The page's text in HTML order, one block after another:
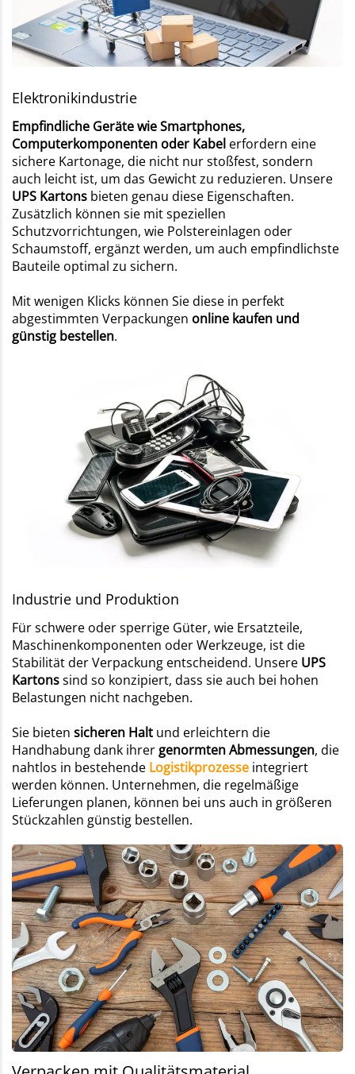
Elektronikindustrie
Empfindliche Geräte wie Smartphones,
Computerkomponenten oder Kabel erfordern eine
sichere Kartonage, die nicht nur stoßfest, sondern
auch leicht ist, um das Gewicht zu reduzieren. Unsere
UPS Kartons bieten genau diese Eigenschaften.
Zusätzlich können sie mit speziellen
Schutzvorrichtungen, wie Polstereinlagen oder
Schaumstoff, ergänzt werden, um auch empfindlichste
Bauteile optimal zu sichern.
Mit wenigen Klicks können Sie diese in perfekt
abgestimmten Verpackungen online kaufen und
günstig bestellen.
Industrie und Produktion
Für schwere oder sperrige Güter, wie Ersatzteile,
Maschinenkomponenten oder Werkzeuge, ist die
Stabilität der Verpackung entscheidend. Unsere UPS
Kartonssind so konzipiert, dass sie auch bei hohen
Belastungen nicht nachgeben.
Sie bieten sicheren Halt und erleichtern die
Handhabung dank ihrer genormten Abmessungen, die
nahtlos in bestehende Logistikprozesse integriert
werden können. Unternehmen, die regelmäßige
Lieferungen planen, können bei uns auch in größeren
Stückzahlen günstig bestellen.